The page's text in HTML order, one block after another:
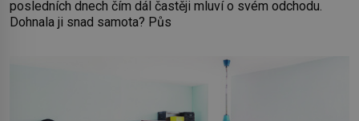
posledních dnech čím dál častěji mluví o svém odchodu.
Dohnala ji snad samota? Půs